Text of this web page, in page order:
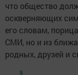
что общество
оскверняющих
его словам,
СМИ, но и из
родных, друзей и